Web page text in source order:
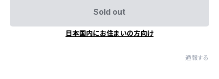
Sold out
日本国内にお住まいの方向け
通報する